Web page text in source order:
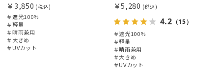
￥3,850 (税込)
＃遮光100%
＃軽量
＃晴雨兼用
＃大きめ
＃UVカット
￥5,280 (税込)
4.2 （15）
＃遮光100%
＃軽量
＃晴雨兼用
＃大きめ
＃UVカット